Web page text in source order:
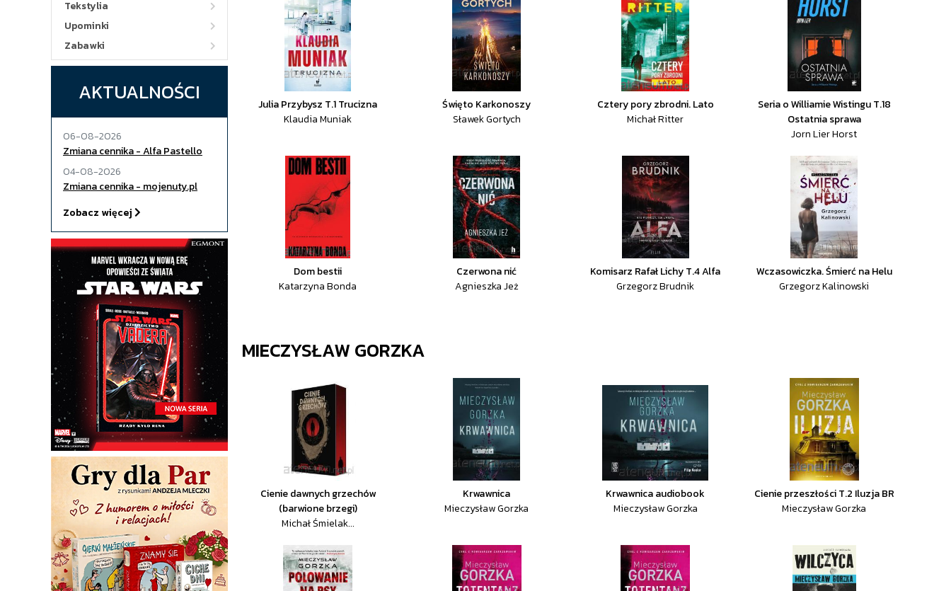
Tekstylia
Upominki
Zabawki
AKTUALNOŚCI
06-08-2026
Zmiana cennika - Alfa Pastello
04-08-2026
Zmiana cennika - mojenuty.pl
Zobacz więcej
Julia Przybysz T.1 Trucizna
Klaudia Muniak
Święto Karkonoszy
Sławek Gortych
Cztery pory zbrodni. Lato
Michał Ritter
Seria o Williamie Wistingu T.18
Ostatnia sprawa
Jorn Lier Horst
Dom bestii
Katarzyna Bonda
Czerwona nić
Agnieszka Jeż
Komisarz Rafał Lichy T.4 Alfa
Grzegorz Brudnik
Wczasowiczka. Śmierć na Helu
Grzegorz Kalinowski
MIECZYSŁAW GORZKA
Cienie dawnych grzechów
(barwione brzegi)
Michał Śmielak...
Krwawnica
Mieczysław Gorzka
Krwawnica audiobook
Mieczysław Gorzka
Cienie przeszłości T.2 Iluzja BR
Mieczysław Gorzka